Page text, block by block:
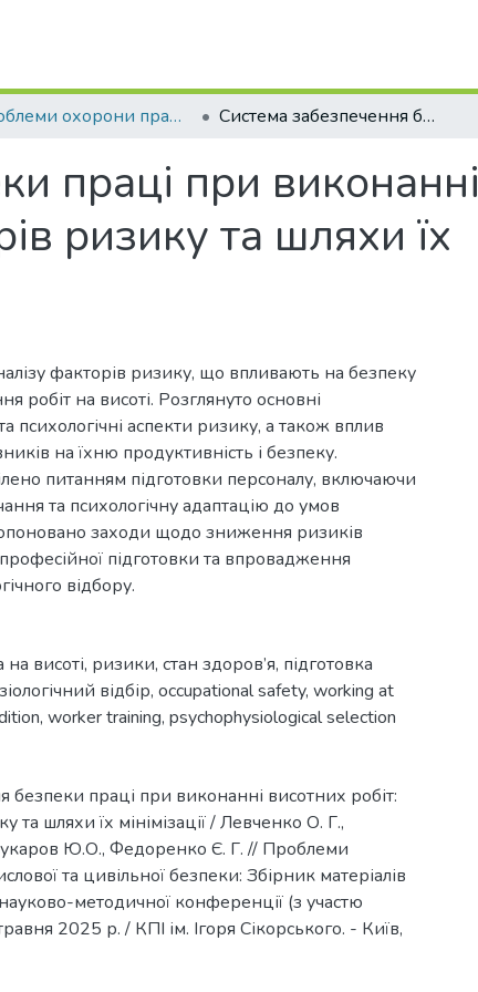
Проблеми охорони праці, промислової та цивільної безпеки (32 ; 2025 ; Київ) Система забезпечення безпеки праці при виконанні висотних робіт: аналіз факторів ризику та шляхи їх мінімізації
праці при виконанні
ризику та шляхи їх
факторів ризику, що впливають на безпеку
робіт на висоті. Розглянуто основні
та психологічні аспекти ризику, а також вплив
на їхню продуктивність і безпеку.
питанням підготовки персоналу, включаючи
та психологічну адаптацію до умов
заходи щодо зниження ризиків
підготовки та впровадження
відбору.
на висоті, ризики, стан здоров’я, підготовка
відбір, occupational safety, working at
, worker training, psychophysiological selection
безпеки праці при виконанні висотних робіт:
та шляхи їх мінімізації / Левченко О. Г.,
Ю.О., Федоренко Є. Г. // Проблеми
та цивільної безпеки: Збірник матеріалів
методичної конференції (з участю
2025 р. / КПІ ім. Ігоря Сікорського. - Київ,